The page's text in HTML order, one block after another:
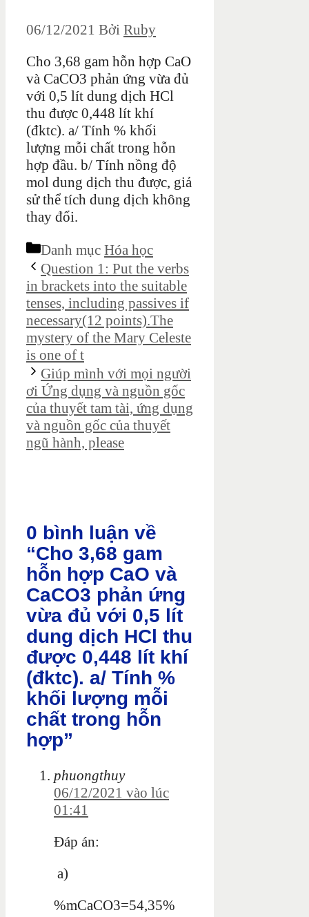
06/12/2021 Bởi Ruby
Cho 3,68 gam hỗn hợp CaO
và CaCO3 phản ứng vừa đủ
với 0,5 lít dung dịch HCl
thu được 0,448 lít khí
(đktc). a/ Tính % khối
lượng mỗi chất trong hỗn
hợp đầu. b/ Tính nồng độ
mol dung dịch thu được, giả
sử thể tích dung dịch không
thay đổi.
Danh mục Hóa học
Question 1: Put the verbs
in brackets into the suitable
tenses, including passives if
necessary(12 points).The
mystery of the Mary Celeste
is one of t
Giúp mình với mọi người
ơi Ứng dụng và nguồn gốc
của thuyết tam tài, ứng dụng
và nguồn gốc của thuyết
ngũ hành, please
0 bình luận về
“Cho 3,68 gam
hỗn hợp CaO và
CaCO3 phản ứng
vừa đủ với 0,5 lít
dung dịch HCl thu
được 0,448 lít khí
(đktc). a/ Tính %
khối lượng mỗi
chất trong hỗn
hợp”
phuongthuy
06/12/2021 vào lúc
01:41
Đáp án:
a)
%mCaCO3=54,35%